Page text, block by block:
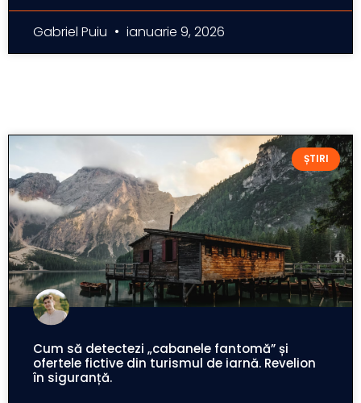
Gabriel Puiu ianuarie 9, 2026
ȘTIRI
Cum să detectezi „cabanele fantomă” și
ofertele fictive din turismul de iarnă. Revelion
în siguranță.